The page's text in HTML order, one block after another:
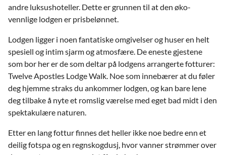
andre luksushoteller. Dette er grunnen til at den øko-
vennlige lodgen er prisbelønnet.
Lodgen ligger i noen fantatiske omgivelser og huser en helt
spesiell og intim sjarm og atmosfære. De eneste gjestene
som bor her er de som deltar på lodgens arrangerte fotturer:
Twelve Apostles Lodge Walk. Noe som innebærer at du føler
deg hjemme straks du ankommer lodgen, og kan bare lene
deg tilbake å nyte et romslig værelse med eget bad midt i den
spektakulære naturen.
Etter en lang fottur finnes det heller ikke noe bedre enn et
deilig fotspa og en regnskogdusj, hvor vanner strømmer over